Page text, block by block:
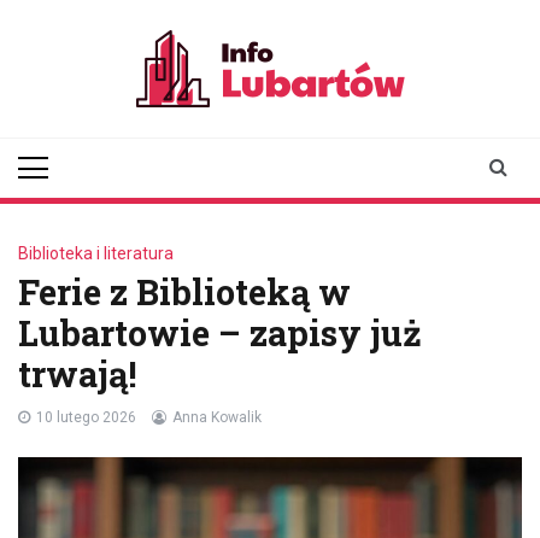
Biblioteka i literatura
Ferie z Biblioteką w
Lubartowie – zapisy już
trwają!
10 lutego 2026 Anna Kowalik